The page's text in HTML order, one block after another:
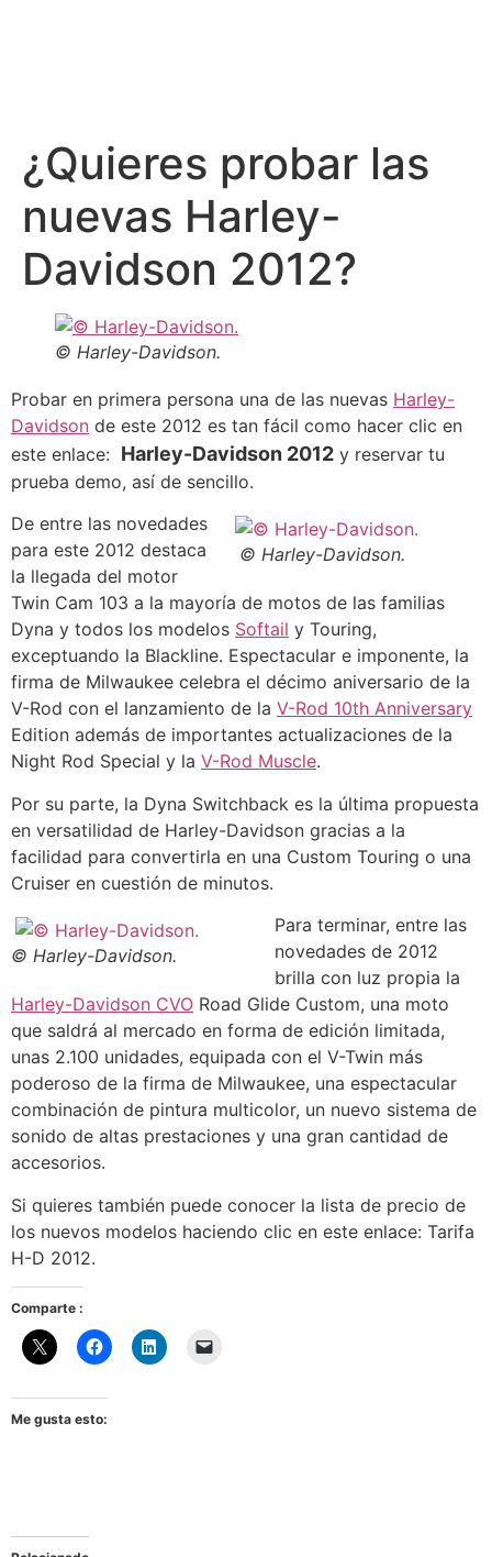
¿Quieres probar las
nuevas Harley-
Davidson 2012?
© Harley-Davidson.
Probar en primera persona una de las nuevas Harley-
Davidson de este 2012 es tan fácil como hacer clic en
este enlace: Harley-Davidson 2012 y reservar tu
prueba demo, así de sencillo.
© Harley-Davidson.
De entre las novedades
para este 2012 destaca
la llegada del motor
Twin Cam 103 a la mayoría de motos de las familias
Dyna y todos los modelos Softail y Touring,
exceptuando la Blackline. Espectacular e imponente, la
firma de Milwaukee celebra el décimo aniversario de la
V-Rod con el lanzamiento de la V-Rod 10th Anniversary
Edition además de importantes actualizaciones de la
Night Rod Special y la V-Rod Muscle.
Por su parte, la Dyna Switchback es la última propuesta
en versatilidad de Harley-Davidson gracias a la
facilidad para convertirla en una Custom Touring o una
Cruiser en cuestión de minutos.
© Harley-Davidson.
Para terminar, entre las
novedades de 2012
brilla con luz propia la
Harley-Davidson CVO Road Glide Custom, una moto
que saldrá al mercado en forma de edición limitada,
unas 2.100 unidades, equipada con el V-Twin más
poderoso de la firma de Milwaukee, una espectacular
combinación de pintura multicolor, un nuevo sistema de
sonido de altas prestaciones y una gran cantidad de
accesorios.
Si quieres también puede conocer la lista de precio de
los nuevos modelos haciendo clic en este enlace: Tarifa
H-D 2012.
Comparte :
Me gusta esto: